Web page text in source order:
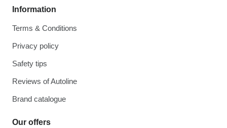
Information
Terms & Conditions
Privacy policy
Safety tips
Reviews of Autoline
Brand catalogue
Our offers